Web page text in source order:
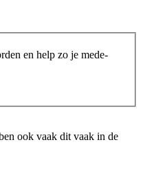
en help zo je mede-
ook vaak dit vaak in de